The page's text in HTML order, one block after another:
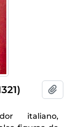
italiano,